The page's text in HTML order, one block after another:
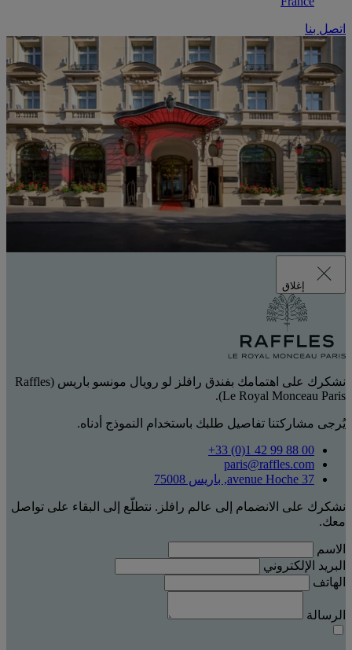
اتصل بنا
إغلاق
نشكرك على اهتمامك بفندق رافلز لو رويال مونسو باريس (Raffles
Le Royal Monceau Paris).
يُرجى مشاركتنا تفاصيل طلبك باستخدام النموذج أدناه.
‎+33 (0)1 42 99 88 00‏
paris@raffles.com
37 avenue Hoche, باريس 75008
نشكرك على الانضمام إلى عالم رافلز. نتطلّع إلى البقاء على تواصل
معك.
الاسم
البريد الإلكتروني
الهاتف
الرسالة